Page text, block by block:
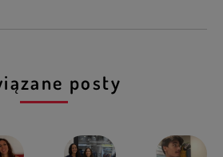
posty